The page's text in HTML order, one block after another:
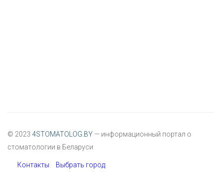
© 2023 4STOMATOLOG.BY — информационный портал о
стоматологии в Беларуси
Контакты Выбрать город